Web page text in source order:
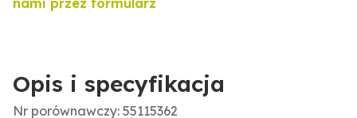
Opis i specyfikacja
Nr porównawczy: 55115362